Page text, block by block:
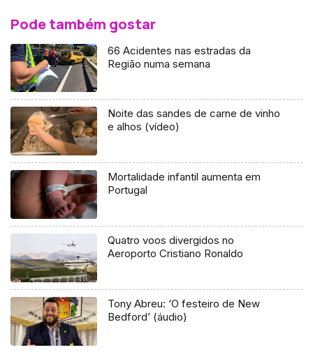
Pode também gostar
66 Acidentes nas estradas da
Região numa semana
Noite das sandes de carne de vinho
e alhos (vídeo)
Mortalidade infantil aumenta em
Portugal
Quatro voos divergidos no
Aeroporto Cristiano Ronaldo
Tony Abreu: ‘O festeiro de New
Bedford’ (áudio)